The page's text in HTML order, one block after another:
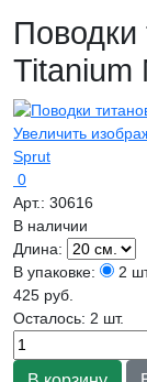
Поводки
Titanium
Увеличить
Sprut
0
Арт.: 30616
В наличии
Длина:
В упаковке:
2
425 руб.
Осталось: 2 шт.